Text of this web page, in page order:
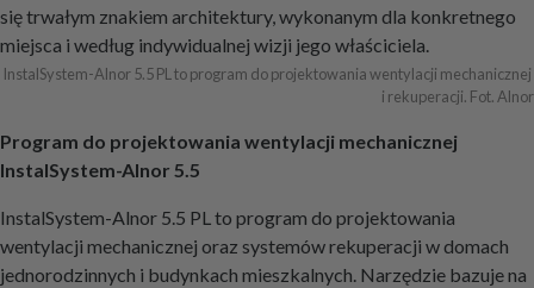
się trwałym znakiem architektury, wykonanym dla konkretnego
miejsca i według indywidualnej wizji jego właściciela.
InstalSystem-Alnor 5.5 PL to program do projektowania wentylacji mechanicznej
i rekuperacji. Fot. Alnor
Program do projektowania wentylacji mechanicznej
InstalSystem-Alnor 5.5
InstalSystem-Alnor 5.5 PL to program do projektowania
wentylacji mechanicznej oraz systemów rekuperacji w domach
jednorodzinnych i budynkach mieszkalnych. Narzędzie bazuje na